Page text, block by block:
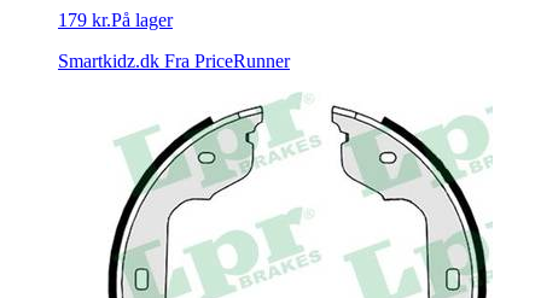
179 kr.På lager
Smartkidz.dk Fra PriceRunner